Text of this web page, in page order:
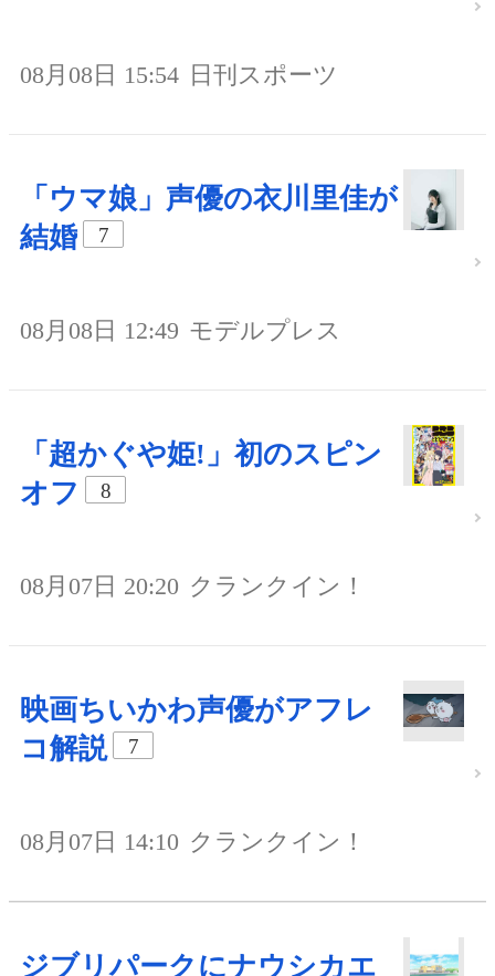
08月08日 15:54 日刊スポーツ
「ウマ娘」声優の衣川里佳が
結婚
7
08月08日 12:49 モデルプレス
「超かぐや姫!」初のスピン
オフ
8
08月07日 20:20 クランクイン！
映画ちいかわ声優がアフレ
コ解説
7
08月07日 14:10 クランクイン！
ジブリパークにナウシカエ